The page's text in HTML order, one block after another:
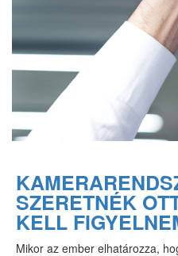
SZERETNÉK
KELL
Mikor az ember elhatározza,